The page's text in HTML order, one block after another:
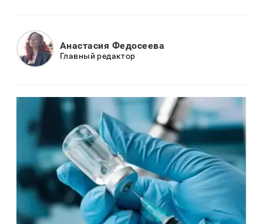
Анастасия Федосеева
Главный редактор